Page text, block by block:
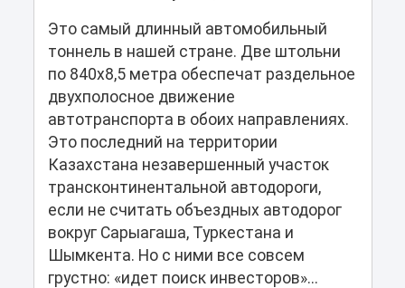
Это самый длинный автомобильный
тоннель в нашей стране. Две штольни
по 840х8,5 метра обеспечат раздельное
двухполосное движение
автотранспорта в обоих направлениях.
Это последний на территории
Казахстана незавершенный участок
трансконтинентальной автодороги,
если не считать объездных автодорог
вокруг Сарыагаша, Туркестана и
Шымкента. Но с ними все совсем
грустно: «идет поиск инвесторов»...